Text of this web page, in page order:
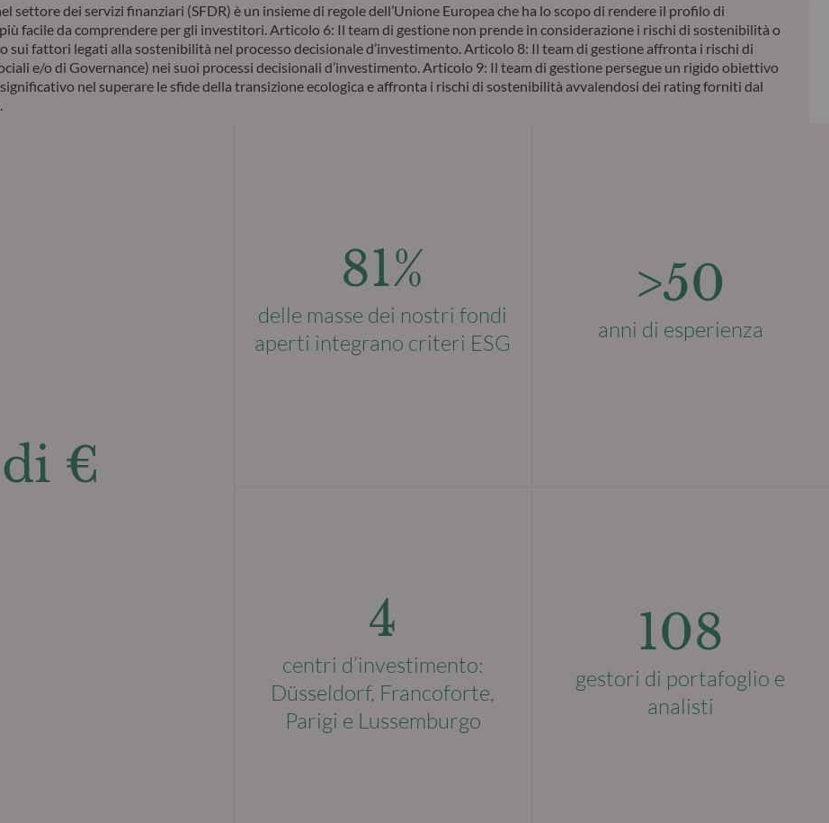
settore dei servizi finanziari (SFDR) è un insieme di regole dell’Unione Europea che ha lo scopo di rendere il profilo di
facile da comprendere per gli investitori. Articolo 6: Il team di gestione non prende in considerazione i rischi di sostenibilità o
fattori legati alla sostenibilità nel processo decisionale d’investimento. Articolo 8: Il team di gestione affronta i rischi di
e/o di Governance) nei suoi processi decisionali d’investimento. Articolo 9: Il team di gestione persegue un rigido obiettivo
nel superare le sfide della transizione ecologica e affronta i rischi di sostenibilità avvalendosi dei rating forniti dal
€
81%
delle masse dei nostri fondi
aperti integrano criteri ESG
>50
anni di esperienza
4
centri d’investimento:
Düsseldorf, Francoforte,
Parigi e Lussemburgo
108
gestori di portafoglio e
analisti